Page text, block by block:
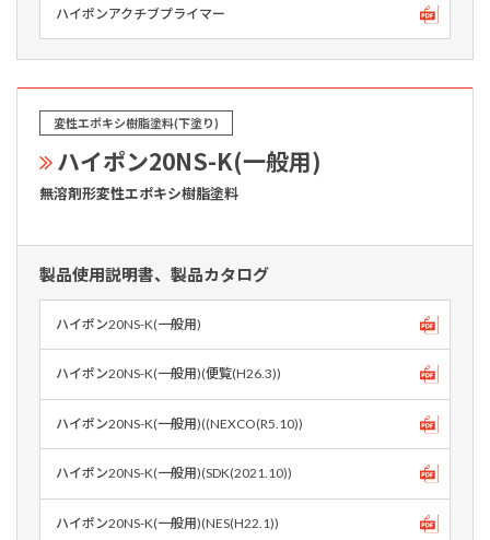
ハイポンアクチブプライマー
変性エポキシ樹脂塗料(下塗り)
ハイポン20NS-K(一般用)
無溶剤形変性エポキシ樹脂塗料
製品使用説明書、製品カタログ
ハイポン20NS-K(一般用)
ハイポン20NS-K(一般用)(便覧(H26.3))
ハイポン20NS-K(一般用)((NEXCO(R5.10))
ハイポン20NS-K(一般用)(SDK(2021.10))
ハイポン20NS-K(一般用)(NES(H22.1))